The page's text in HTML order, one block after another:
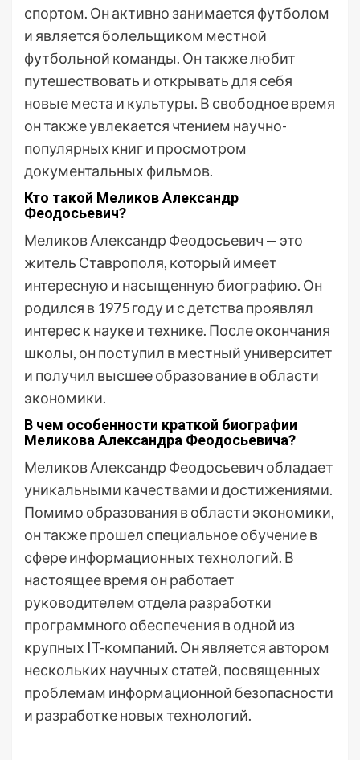
спортом. Он активно занимается футболом
и является болельщиком местной
футбольной команды. Он также любит
путешествовать и открывать для себя
новые места и культуры. В свободное время
он также увлекается чтением научно-
популярных книг и просмотром
документальных фильмов.
Кто такой Меликов Александр
Феодосьевич?
Меликов Александр Феодосьевич — это
житель Ставрополя, который имеет
интересную и насыщенную биографию. Он
родился в 1975 году и с детства проявлял
интерес к науке и технике. После окончания
школы, он поступил в местный университет
и получил высшее образование в области
экономики.
В чем особенности краткой биографии
Меликова Александра Феодосьевича?
Меликов Александр Феодосьевич обладает
уникальными качествами и достижениями.
Помимо образования в области экономики,
он также прошел специальное обучение в
сфере информационных технологий. В
настоящее время он работает
руководителем отдела разработки
программного обеспечения в одной из
крупных IT-компаний. Он является автором
нескольких научных статей, посвященных
проблемам информационной безопасности
и разработке новых технологий.